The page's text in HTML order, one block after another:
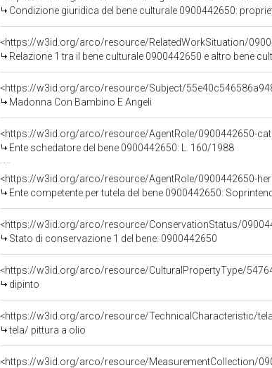
Condizione giuridica del bene culturale 0900442650:
<https://w3id.org/arco/resource/RelatedWorkSituation/
Relazione 1 tra il bene culturale 0900442650 e altro bene
<https://w3id.org/arco/resource/Subject/
Madonna Con Bambino E Angeli
<https://w3id.org/arco/resource/AgentRole/0900442650-
Ente schedatore del bene 0900442650: L. 160/1988
<https://w3id.org/arco/resource/AgentRole/0900442650-
Ente competente per tutela del bene 0900442650:
<https://w3id.org/arco/resource/ConservationStatus/
Stato di conservazione 1 del bene: 0900442650
<https://w3id.org/arco/resource/CulturalPropertyType/
dipinto
<https://w3id.org/arco/resource/TechnicalCharacteristic/
tela/ pittura a olio
<https://w3id.org/arco/resource/MeasurementCollection/